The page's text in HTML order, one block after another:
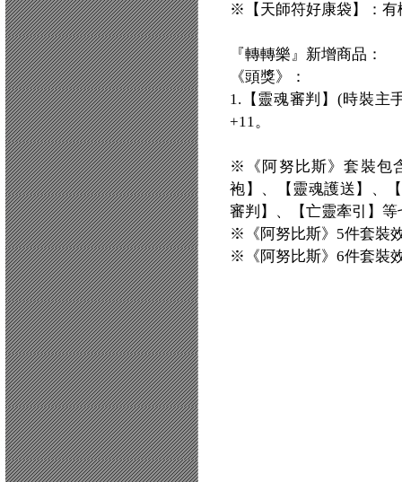
※【天師符好康袋】：有
『轉轉樂』新增商品：
《頭獎》：
1.【靈魂審判】(時裝主
+11。
※《阿努比斯》套裝包
袍】、【靈魂護送】、
審判】、【亡靈牽引】等
※《阿努比斯》5件套裝
※《阿努比斯》6件套裝